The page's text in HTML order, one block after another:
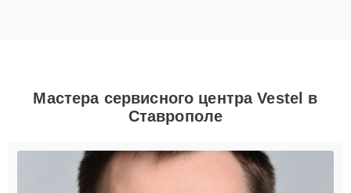
Мастера сервисного центра Vestel в
Ставрополе